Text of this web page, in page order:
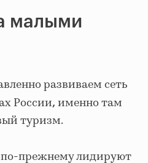
малыми
развиваем сеть
России, именно там
туризм.
лидируют